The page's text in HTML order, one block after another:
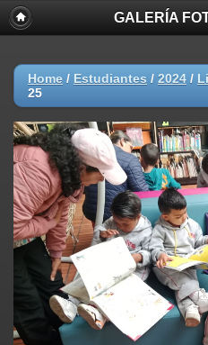
GALERÍA
Home / Estudiantes / 2024 /
25